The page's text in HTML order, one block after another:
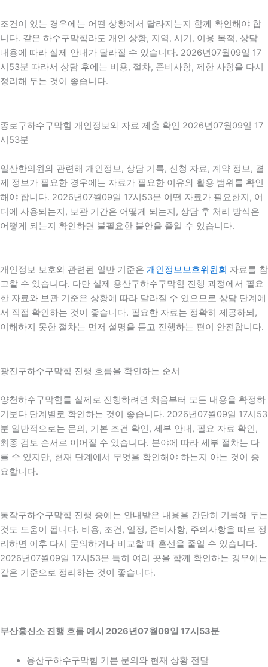
조건이 있는 경우에는 어떤 상황에서 달라지는지 함께 확인해야 합
니다. 같은 하수구막힘라도 개인 상황, 지역, 시기, 이용 목적, 상담
내용에 따라 실제 안내가 달라질 수 있습니다. 2026년07월09일 17
시53분 따라서 상담 후에는 비용, 절차, 준비사항, 제한 사항을 다시
정리해 두는 것이 좋습니다.
종로구하수구막힘 개인정보와 자료 제출 확인 2026년07월09일 17
시53분
일산한의원와 관련해 개인정보, 상담 기록, 신청 자료, 계약 정보, 결
제 정보가 필요한 경우에는 자료가 필요한 이유와 활용 범위를 확인
해야 합니다. 2026년07월09일 17시53분 어떤 자료가 필요한지, 어
디에 사용되는지, 보관 기간은 어떻게 되는지, 상담 후 처리 방식은
어떻게 되는지 확인하면 불필요한 불안을 줄일 수 있습니다.
개인정보 보호와 관련된 일반 기준은 개인정보보호위원회 자료를 참
고할 수 있습니다. 다만 실제 용산구하수구막힘 진행 과정에서 필요
한 자료와 보관 기준은 상황에 따라 달라질 수 있으므로 상담 단계에
서 직접 확인하는 것이 좋습니다. 필요한 자료는 정확히 제공하되,
이해하지 못한 절차는 먼저 설명을 듣고 진행하는 편이 안전합니다.
광진구하수구막힘 진행 흐름을 확인하는 순서
양천하수구막힘를 실제로 진행하려면 처음부터 모든 내용을 확정하
기보다 단계별로 확인하는 것이 좋습니다. 2026년07월09일 17시53
분 일반적으로는 문의, 기본 조건 확인, 세부 안내, 필요 자료 확인,
최종 검토 순서로 이어질 수 있습니다. 분야에 따라 세부 절차는 다
를 수 있지만, 현재 단계에서 무엇을 확인해야 하는지 아는 것이 중
요합니다.
동작구하수구막힘 진행 중에는 안내받은 내용을 간단히 기록해 두는
것도 도움이 됩니다. 비용, 조건, 일정, 준비사항, 주의사항을 따로 정
리하면 이후 다시 문의하거나 비교할 때 혼선을 줄일 수 있습니다.
2026년07월09일 17시53분 특히 여러 곳을 함께 확인하는 경우에는
같은 기준으로 정리하는 것이 좋습니다.
부산흥신소 진행 흐름 예시 2026년07월09일 17시53분
용산구하수구막힘 기본 문의와 현재 상황 전달